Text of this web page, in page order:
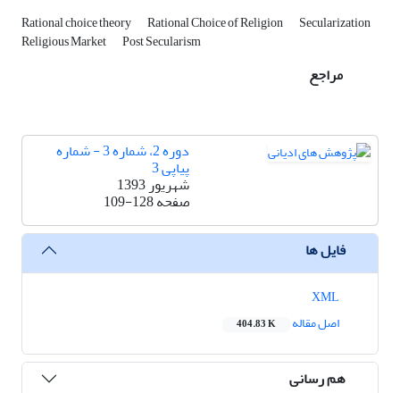
Rational choice theory Rational Choice of Religion Secularization
Religious Market Post Secularism
مراجع
دوره 2، شماره 3 - شماره
پیاپی 3
شهریور 1393
صفحه109-128
فایل ها
اصل مقاله
404.83 K
هم رسانی